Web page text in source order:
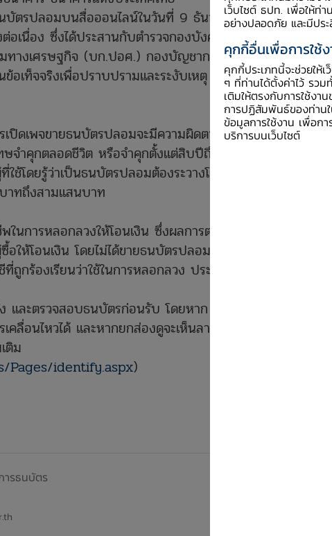
ออนไลน์
บัตรปลอมบนสื่อออนไลน์ในวันที่ 9 ธันวาคม
นื่อง ซึ่งได้ประสานกับตำรวจกองบังคับการ
างเศรษฐกิจ (บก.ปอศ.) กองบัญชาการ
อเท็จจริงเพื่อปราบปรามและระงับเหตุ
ดเพจขายธนบัตรปลอมจะมีความผิดตาม
ำคุกตลอดชีวิต หรือจำคุกตั้งแต่สิบปีถึงยี่สิบ
ดยรู้ว่าเป็นธนบัตรปลอมต้องระวางโทษจำ
ทถึงสามแสนบาท
การหลอกลวงให้โอนเงิน ซึ่งผลการตรวจ
ห้โอนเงิน โดยไม่ได้ขายธนบัตรปลอมจริง
กร้องเรียนว่าใช้ในการหลอกลวง ประชาชน
และตรวจสอบธนบัตรก่อนรับ โดยหาก
ลื่อนไหวได้ และหากยกส่องดูจะเห็นลายน้ำ
ติม
Pages/identify.aspx)
ารธนบัตร
สารบัญ
รา
ข้อ
เว็บไซต์ ธปท. เพื่อให้ท่า
อย่างปลอดภัย และมีปร
คุกกี้อื่นเพื่อการใช้ง
คุกกี้ประเภทนี้จะช่วยให้
ๆ ที่ท่านได้ตั้งค่าไว้ รว
เติมให้ตรงกับการใช้งา
การปฏิสัมพันธ์ของท่านใ
ข้อมูลการใช้งาน เพื่อก
บริการบนเว็บไซต์